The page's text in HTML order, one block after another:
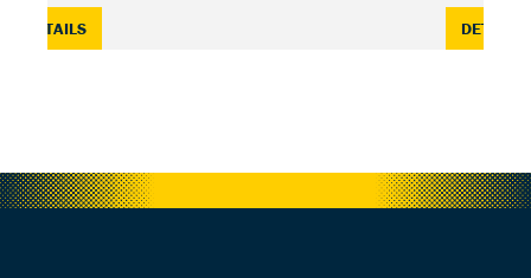
DETAILS: UT BELT CARE — 150 ML DETAILS